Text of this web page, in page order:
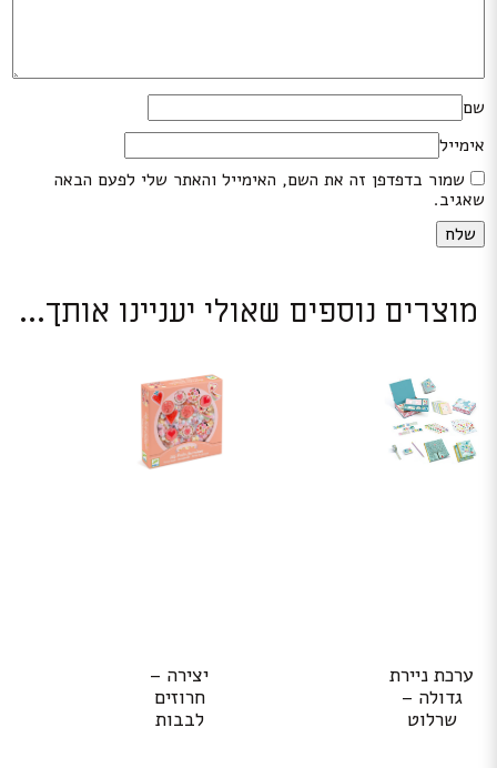
שם
אימייל
שמור בדפדפן זה את השם, האימייל והאתר שלי לפעם הבאה
שאגיב.
מוצרים נוספים שאולי יעניינו אותך...
ערכת ניירת
גדולה –
שרלוט
יצירה –
חרוזים
לבבות